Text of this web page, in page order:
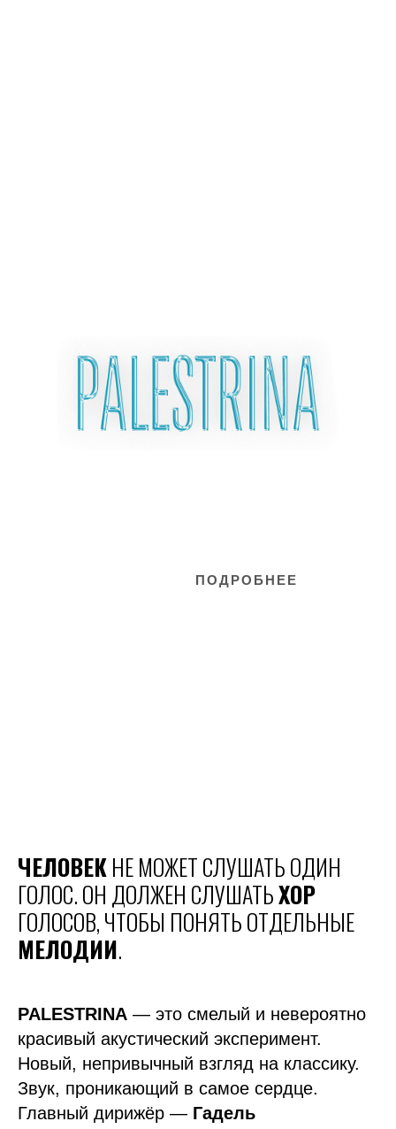
ОРКЕСТРОМ
ПОДРОБНЕЕ
ЧЕЛОВЕКНЕ МОЖЕТ СЛУШАТЬ ОДИН
ГОЛОС. ОН ДОЛЖЕН СЛУШАТЬХОР
ГОЛОСОВ, ЧТОБЫ ПОНЯТЬ ОТДЕЛЬНЫЕ
МЕЛОДИИ.
PALESTRINA — это смелый и невероятно
красивый акустический эксперимент.
Новый, непривычный взгляд на классику.
Звук, проникающий в самое сердце.
Главный дирижёр — Гадель